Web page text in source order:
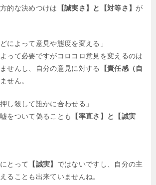
的な決めつけは
【誠実さ】と【対等さ】 が
によって意見や態度を変える」
って必要ですがコロコロ意見を変えるのは
せんし、自分の意見に対する
【責任感（自
せん。
し殺して誰かに合わせる」
をついて偽ることも
【率直さ】と【誠実
とって
【誠実】 ではないですし、自分の主
ることも出来ていませんね。